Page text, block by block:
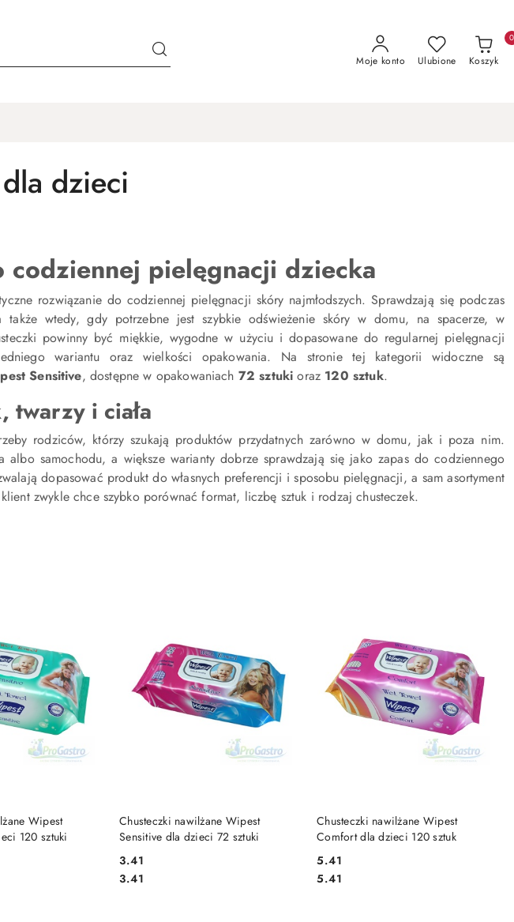
Moje konto Ulubione Koszyk
0
dzieci
codziennej pielęgnacji dziecka
rozwiązanie do codziennej pielęgnacji skóry najmłodszych. Sprawdzają się podczas
także wtedy, gdy potrzebne jest szybkie odświeżenie skóry w domu, na spacerze, w
powinny być miękkie, wygodne w użyciu i dopasowane do regularnej pielęgnacji
wariantu oraz wielkości opakowania. Na stronie tej kategorii widoczne są
Sensitive, dostępne w opakowaniach 72 sztuki oraz 120 sztuk.
twarzy i ciała
rodziców, którzy szukają produktów przydatnych zarówno w domu, jak i poza nim.
albo samochodu, a większe warianty dobrze sprawdzają się jako zapas do codziennego
dopasować produkt do własnych preferencji i sposobu pielęgnacji, a sam asortyment
zwykle chce szybko porównać format, liczbę sztuk i rodzaj chusteczek.
Wipest
120 sztuki
KOSZYKA
Chusteczki nawilżane Wipest
Sensitive dla dzieci 72 sztuki
Cena:
3.41
Cena:
3.41
DO KOSZYKA
Chusteczki nawilżane Wipest
Comfort dla dzieci 120 sztuk
Cena:
5.41
Cena:
5.41
PRODUKT NIEDOSTĘPNY